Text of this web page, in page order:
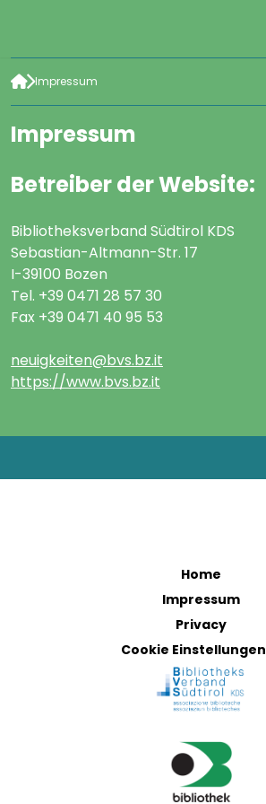
HOME
FÜR VERANSTALTER
SUCHE
ARCHIV
Impressum
Impressum
Betreiber der Website:
Bibliotheksverband Südtirol KDS
Sebastian-Altmann-Str. 17
I-39100 Bozen
Tel. +39 0471 28 57 30
Fax +39 0471 40 95 53
neuigkeiten@bvs.bz.it
https://www.bvs.bz.it
Home
Impressum
Privacy
Cookie Einstellungen